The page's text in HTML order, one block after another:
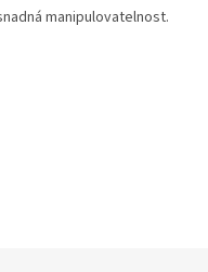
manipulovatelnost.